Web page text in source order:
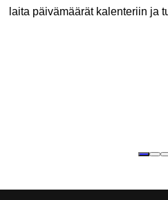
laita päivämäärät kalenteriin ja